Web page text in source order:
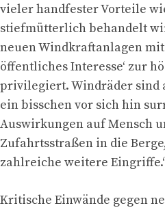
vieler handfester Vorteile
stiefmütterlich behandelt
neuen Windkraftanlagen
öffentliches Interesse‘ zur
privilegiert. Windräder sind
ein bisschen vor sich hin
Auswirkungen auf Mensch
Zufahrtsstraßen in die
zahlreiche weitere
Kritische Einwände gegen